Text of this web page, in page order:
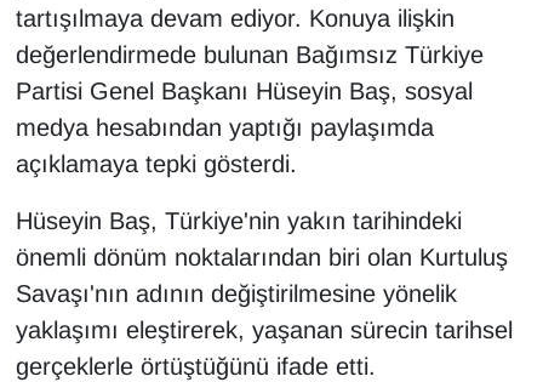
tartışılmaya devam ediyor. Konuya ilişkin
değerlendirmede bulunan Bağımsız Türkiye
Partisi Genel Başkanı Hüseyin Baş, sosyal
medya hesabından yaptığı paylaşımda
açıklamaya tepki gösterdi.
Hüseyin Baş, Türkiye'nin yakın tarihindeki
önemli dönüm noktalarından biri olan Kurtuluş
Savaşı'nın adının değiştirilmesine yönelik
yaklaşımı eleştirerek, yaşanan sürecin tarihsel
gerçeklerle örtüştüğünü ifade etti.